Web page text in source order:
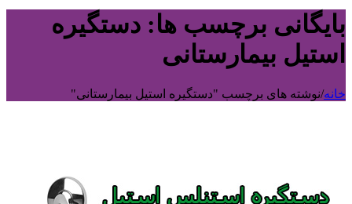
بایگانی برچسب ها: دستگیره
استیل بیمارستانی
خانه/نوشته های برچسب "دستگیره استیل بیمارستانی"